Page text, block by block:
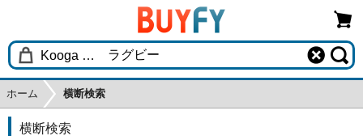
ホーム 横断検索
横断検索